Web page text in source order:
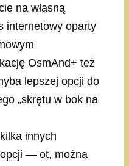
na własną
internetowy oparty
OsmAnd+ też
lepszej opcji do
„skrętu w bok na
innych
— ot, można